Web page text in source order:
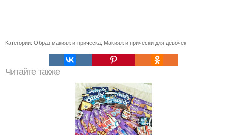
Категории: Образ макияж и прическа Макияж и прически для девочек
Читайте также